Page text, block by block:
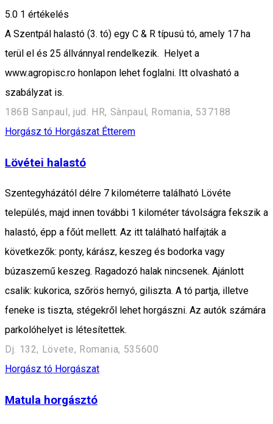
5.0 1 értékelés
A Szentpál halastó (3. tó) egy C & R típusú tó, amely 17 ha
terül el és 25 állvánnyal rendelkezik. Helyet a
www.agropisc.ro honlapon lehet foglalni. Itt olvasható a
szabályzat is.
186B Sanpaul, jud. HR, Sànpaul, Romania, 537188
Horgász tó Horgászat Étterem
Lövétei halastó
Szentegyházától délre 7 kilométerre található Lövéte
település, majd innen további 1 kilométer távolságra fekszik a
halastó, épp a főút mellett. Az itt található halfajták a
következők: ponty, kárász, keszeg és bodorka vagy
búzaszemű keszeg. Ragadozó halak nincsenek. Ajánlott
csalik: kukorica, szőrös hernyó, giliszta. A tó partja, illetve
feneke is tiszta, stégekről lehet horgászni. Az autók számára
parkolóhelyet is létesítettek.
Dj. 132, Lövete, Romania, 535600
Horgász tó Horgászat
Matula horgásztó